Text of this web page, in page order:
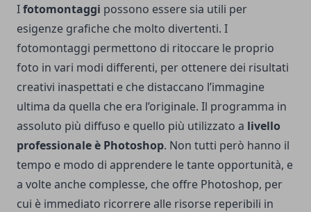
Ifotomontaggi possono essere sia utili per
esigenze grafiche che molto divertenti. I
fotomontaggi permettono di ritoccare le proprio
foto in vari modi differenti, per ottenere dei risultati
creativi inaspettati e che distaccano l’immagine
ultima da quella che era l’originale. Il programma in
assoluto più diffuso e quello più utilizzato a livello
professionale è Photoshop. Non tutti però hanno il
tempo e modo di apprendere le tante opportunità, e
a volte anche complesse, che offre Photoshop, per
cui è immediato ricorrere alle risorse reperibili in